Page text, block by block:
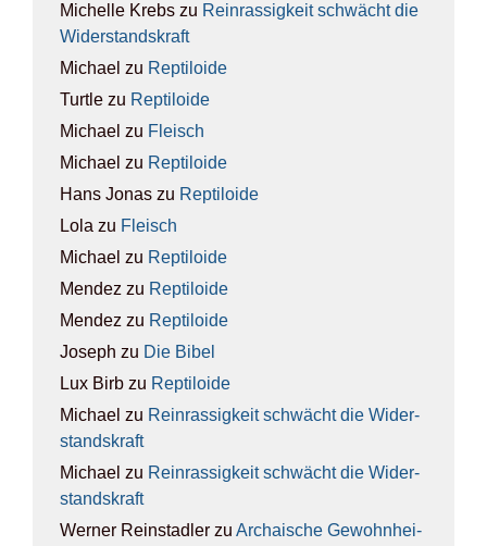
Michelle Krebs zu Rein­ras­sig­keit schwächt die
Wider­stands­kraft
Michael zu Rep­ti­lo­ide
Turtle zu Rep­ti­lo­ide
Michael zu Fleisch
Michael zu Rep­ti­lo­ide
Hans Jonas zu Rep­ti­lo­ide
Lola zu Fleisch
Michael zu Rep­ti­lo­ide
Mendez zu Rep­ti­lo­ide
Mendez zu Rep­ti­lo­ide
Joseph zu Die Bibel
Lux Birb zu Rep­ti­lo­ide
Michael zu Rein­ras­sig­keit schwächt die Wider­
stands­kraft
Michael zu Rein­ras­sig­keit schwächt die Wider­
stands­kraft
Werner Reinstadler zu Archai­sche Gewohn­hei­